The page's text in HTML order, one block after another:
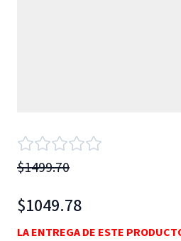
$1499.70
$1049.78
LA ENTREGA DE ESTE